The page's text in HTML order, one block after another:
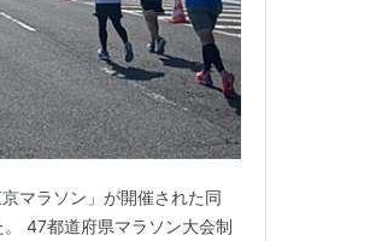
マラソン」が開催された同
47都道府県マラソン大会制